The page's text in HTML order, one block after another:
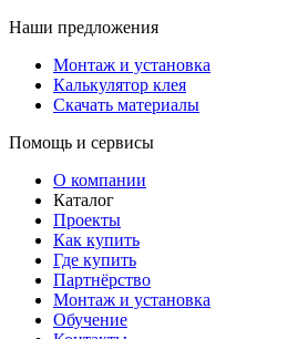
Наши предложения
Монтаж и установка
Калькулятор клея
Скачать материалы
Помощь и сервисы
О компании
Каталог
Проекты
Как купить
Где купить
Партнёрство
Монтаж и установка
Обучение